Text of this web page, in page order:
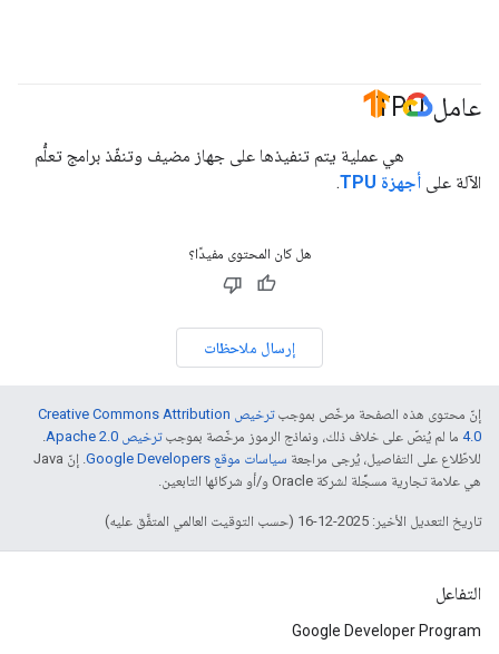
عامل TPU
هي عملية يتم تنفيذها على جهاز مضيف وتنفّذ برامج تعلُّم
الآلة على أجهزة TPU .
هل كان المحتوى مفيدًا؟
إرسال ملاحظات
إنّ محتوى هذه الصفحة مرخّص بموجب
ترخيص Creative Commons Attribution
4.0‏ ما لم يُنصّ على خلاف ذلك، ونماذج الرموز مرخّصة بموجبترخيص Apache 2.0‏
للاطّلاع على التفاصيل، يُرجى مراجعة سياسات موقع Google Developers‏
. إنّ Java
هي علامة تجارية مسجَّلة لشركة Oracle و/أو شركائها التابعين.
تاريخ التعديل الأخير: 2025-12-16 (حسب التوقيت العالمي المتفَّق عليه)
التفاعل
Google Developer Program